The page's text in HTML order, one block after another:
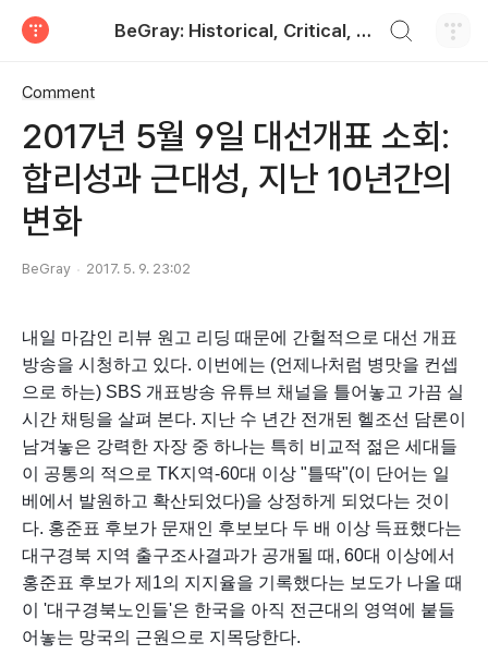
BeGray: Historical, Critical, and Practical
Comment
2017년 5월 9일 대선개표 소회:
합리성과 근대성, 지난 10년간의
변화
BeGray 2017. 5. 9. 23:02
내일 마감인 리뷰 원고 리딩 때문에 간헐적으로 대선 개표
방송을 시청하고 있다. 이번에는 (언제나처럼 병맛을 컨셉
으로 하는) SBS 개표방송 유튜브 채널을 틀어놓고 가끔 실
시간 채팅을 살펴 본다. 지난 수 년간 전개된 헬조선 담론이
남겨놓은 강력한 자장 중 하나는 특히 비교적 젊은 세대들
이 공통의 적으로 TK지역-60대 이상 "틀딱"(이 단어는 일
베에서 발원하고 확산되었다)을 상정하게 되었다는 것이
다. 홍준표 후보가 문재인 후보보다 두 배 이상 득표했다는
대구경북 지역 출구조사결과가 공개될 때, 60대 이상에서
홍준표 후보가 제1의 지지율을 기록했다는 보도가 나올 때
이 '대구경북노인들'은 한국을 아직 전근대의 영역에 붙들
어놓는 망국의 근원으로 지목당한다.